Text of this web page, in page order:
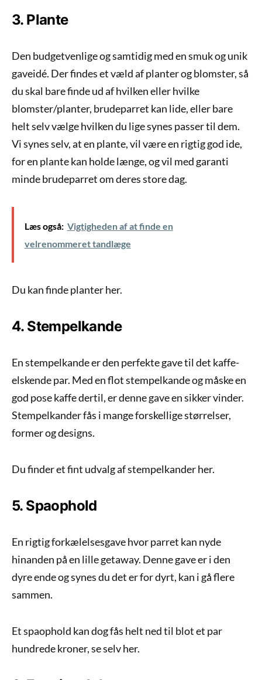
3. Plante
Den budgetvenlige og samtidig med en smuk og unik
gaveidé. Der findes et væld af planter og blomster, så
du skal bare finde ud af hvilken eller hvilke
blomster/planter, brudeparret kan lide, eller bare
helt selv vælge hvilken du lige synes passer til dem.
Vi synes selv, at en plante, vil være en rigtig god ide,
for en plante kan holde længe, og vil med garanti
minde brudeparret om deres store dag.
Læs også: Vigtigheden af ​​at finde en
velrenommeret tandlæge
Du kan finde planter her.
4. Stempelkande
En stempelkande er den perfekte gave til det kaffe-
elskende par. Med en flot stempelkande og måske en
god pose kaffe dertil, er denne gave en sikker vinder.
Stempelkander fås i mange forskellige størrelser,
former og designs.
Du finder et fint udvalg af stempelkander her.
5. Spaophold
En rigtig forkælelsesgave hvor parret kan nyde
hinanden på en lille getaway. Denne gave er i den
dyre ende og synes du det er for dyrt, kan i gå flere
sammen.
Et spaophold kan dog fås helt ned til blot et par
hundrede kroner, se selv her.